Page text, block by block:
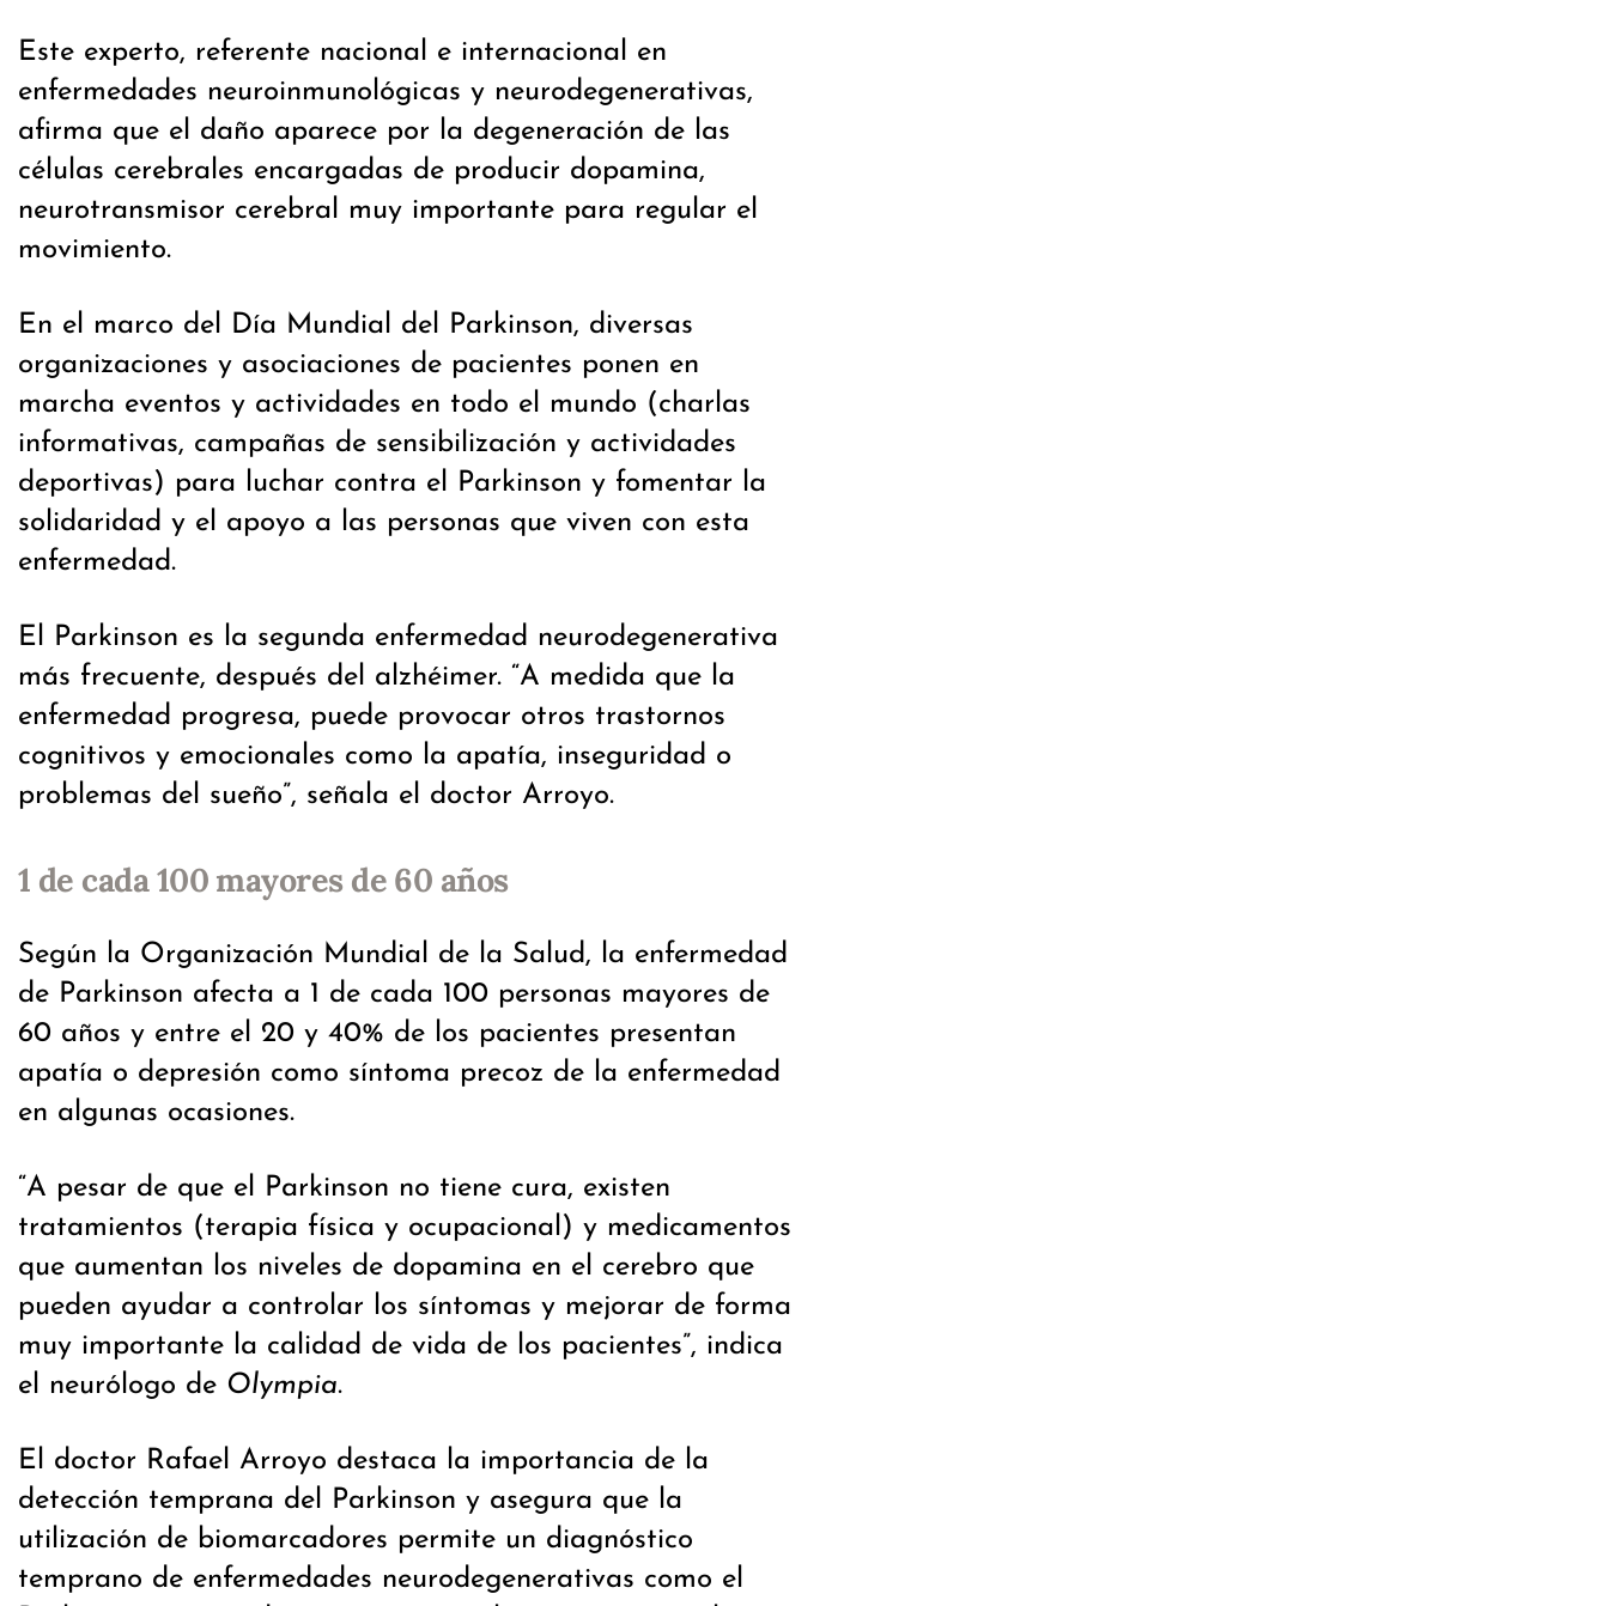
Este experto, referente nacional e internacional en
enfermedades neuroinmunológicas y neurodegenerativas,
afirma que el daño aparece por la degeneración de las
células cerebrales encargadas de producir dopamina,
neurotransmisor cerebral muy importante para regular el
movimiento.
En el marco del Día Mundial del Parkinson, diversas
organizaciones y asociaciones de pacientes ponen en
marcha eventos y actividades en todo el mundo (charlas
informativas, campañas de sensibilización y actividades
deportivas) para luchar contra el Parkinson y fomentar la
solidaridad y el apoyo a las personas que viven con esta
enfermedad.
El Parkinson es la segunda enfermedad neurodegenerativa
más frecuente, después del alzhéimer. “A medida que la
enfermedad progresa, puede provocar otros trastornos
cognitivos y emocionales como la apatía, inseguridad o
problemas del sueño”, señala el doctor Arroyo.
1 de cada 100 mayores de 60 años
Según la Organización Mundial de la Salud, la enfermedad
de Parkinson afecta a 1 de cada 100 personas mayores de
60 años y entre el 20 y 40% de los pacientes presentan
apatía o depresión como síntoma precoz de la enfermedad
en algunas ocasiones.
“A pesar de que el Parkinson no tiene cura, existen
tratamientos (terapia física y ocupacional) y medicamentos
que aumentan los niveles de dopamina en el cerebro que
pueden ayudar a controlar los síntomas y mejorar de forma
muy importante la calidad de vida de los pacientes”, indica
el neurólogo de Olympia.
El doctor Rafael Arroyo destaca la importancia de la
detección temprana del Parkinson y asegura que la
utilización de biomarcadores permite un diagnóstico
temprano de enfermedades neurodegenerativas como el